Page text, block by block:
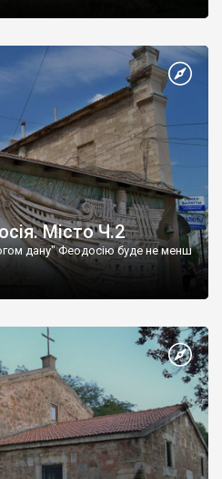
Місто Ч.2
дану" Феодосію буде не менш